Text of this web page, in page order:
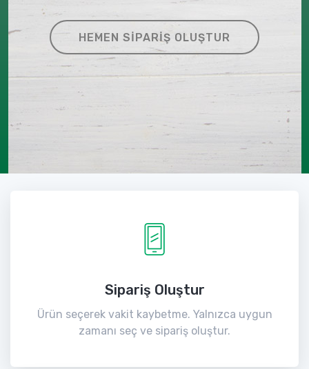
HEMEN SIPARIŞ OLUŞTUR
Sipariş Oluştur
Ürün seçerek vakit kaybetme. Yalnızca uygun
zamanı seç ve sipariş oluştur.